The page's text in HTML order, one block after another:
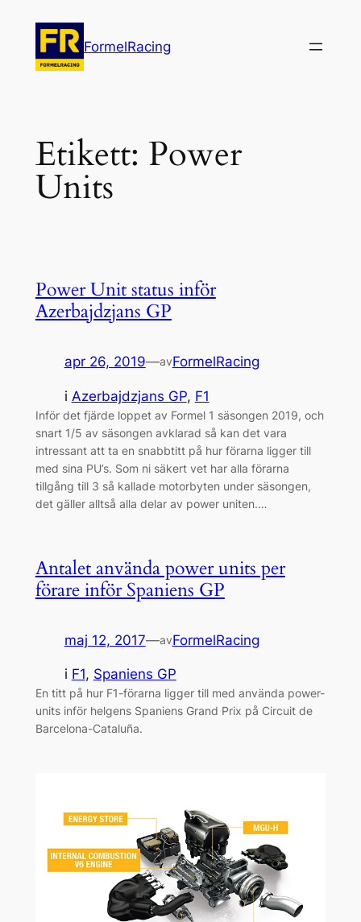
innehåll
FormelRacing
Etikett: Power
Units
Power Unit status inför
Azerbajdzjans GP
apr 26, 2019—avFormelRacing
i Azerbajdzjans GP, F1
Inför det fjärde loppet av Formel 1 säsongen 2019, och
snart 1/5 av säsongen avklarad så kan det vara
intressant att ta en snabbtitt på hur förarna ligger till
med sina PU’s. Som ni säkert vet har alla förarna
tillgång till 3 så kallade motorbyten under säsongen,
det gäller alltså alla delar av power uniten.…
Antalet använda power units per
förare inför Spaniens GP
maj 12, 2017—avFormelRacing
i F1, Spaniens GP
En titt på hur F1-förarna ligger till med använda power-
units inför helgens Spaniens Grand Prix på Circuit de
Barcelona-Cataluña.